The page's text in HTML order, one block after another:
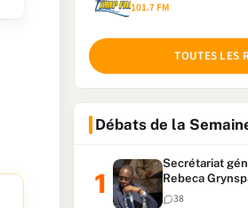
101.7 FM
TOUTES LES
Débats de la
Secrétariat
Rebeca
vote, Macky
38